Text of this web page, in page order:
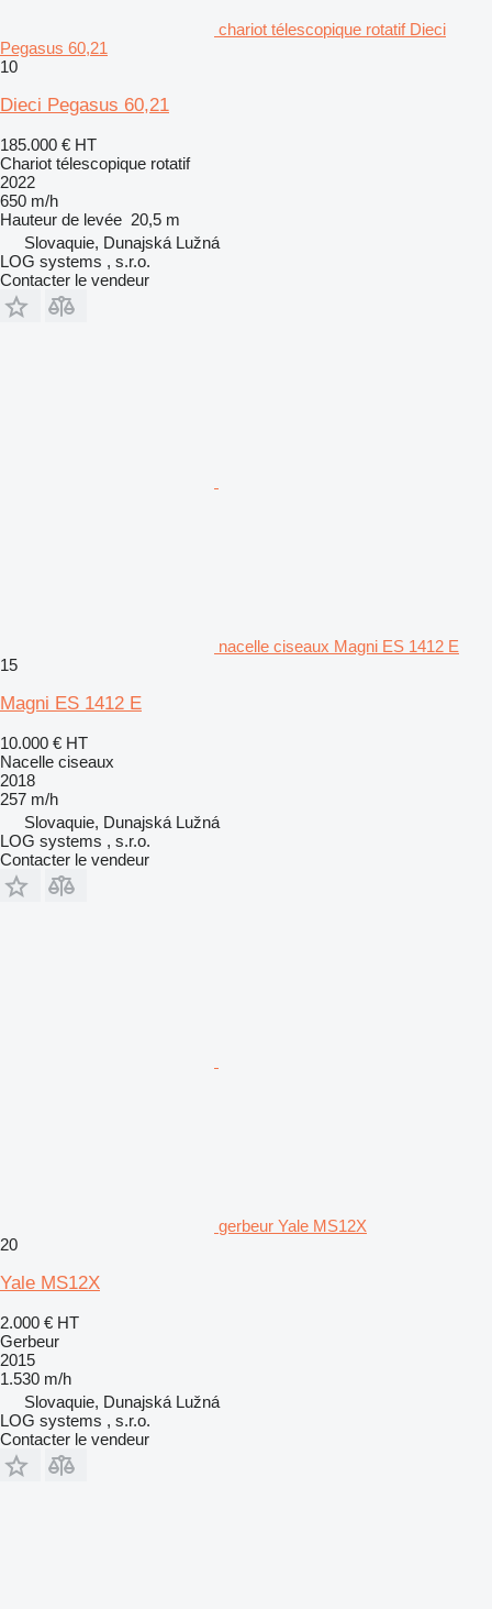
chariot télescopique rotatif Dieci
Pegasus 60,21
10
Dieci Pegasus 60,21
185.000 € HT
Chariot télescopique rotatif
2022
650 m/h
Hauteur de levée 20,5 m
Slovaquie, Dunajská Lužná
LOG systems , s.r.o.
Contacter le vendeur
nacelle ciseaux Magni ES 1412 E
15
Magni ES 1412 E
10.000 € HT
Nacelle ciseaux
2018
257 m/h
Slovaquie, Dunajská Lužná
LOG systems , s.r.o.
Contacter le vendeur
gerbeur Yale MS12X
20
Yale MS12X
2.000 € HT
Gerbeur
2015
1.530 m/h
Slovaquie, Dunajská Lužná
LOG systems , s.r.o.
Contacter le vendeur